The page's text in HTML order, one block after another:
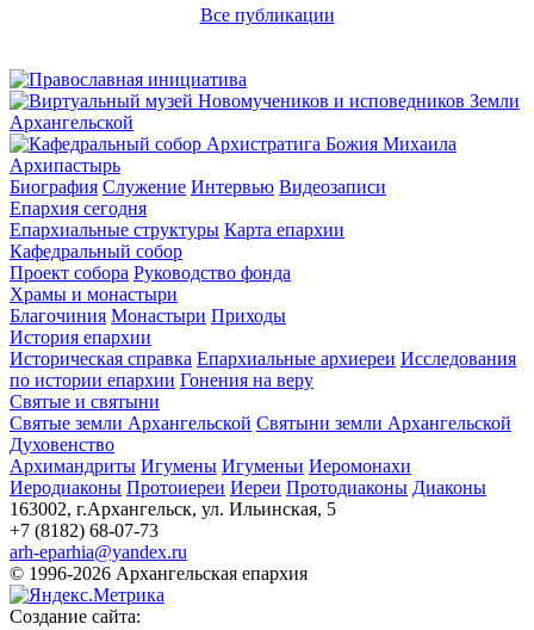
Все публикации
Архипастырь
Биография Служение Интервью Видеозаписи
Епархия сегодня
Епархиальные структуры Карта епархии
Кафедральный собор
Проект собора Руководство фонда
Храмы и монастыри
Благочиния Монастыри Приходы
История епархии
Историческая справка Епархиальные архиереи Исследования
по истории епархии Гонения на веру
Святые и святыни
Святые земли Архангельской Святыни земли Архангельской
Духовенство
Архимандриты Игумены Игуменьи Иеромонахи
Иеродиаконы Протоиереи Иереи Протодиаконы Диаконы
163002, г.Архангельск, ул. Ильинская, 5
+7 (8182) 68-07-73
arh-eparhia@yandex.ru
© 1996-2026 Архангельская епархия
Создание сайта: